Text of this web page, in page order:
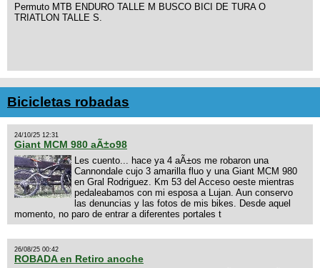
Permuto MTB ENDURO TALLE M BUSCO BICI DE TURA O
TRIATLON TALLE S.
Bicicletas robadas
24/10/25 12:31
Giant MCM 980 aÃ±o98
Les cuento... hace ya 4 aÃ±os me robaron una
Cannondale cujo 3 amarilla fluo y una Giant MCM 980
en Gral Rodriguez. Km 53 del Acceso oeste mientras
pedaleabamos con mi esposa a Lujan. Aun conservo
las denuncias y las fotos de mis bikes. Desde aquel
momento, no paro de entrar a diferentes portales t
26/08/25 00:42
ROBADA en Retiro anoche